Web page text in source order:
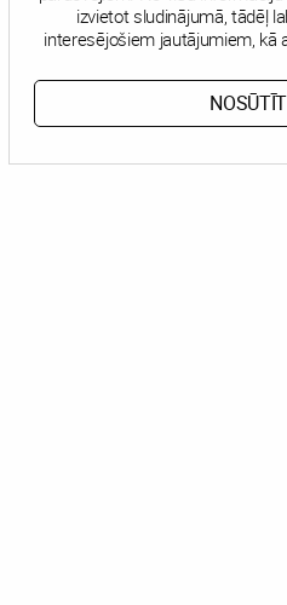
izvietot sludinājumā, tādēļ
interesējošiem jautājumiem, kā